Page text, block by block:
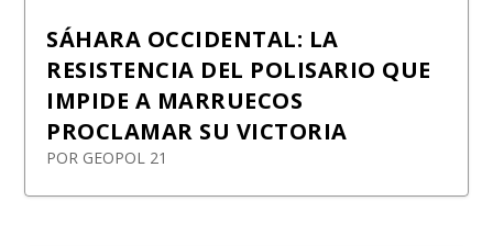
SÁHARA OCCIDENTAL: LA
RESISTENCIA DEL POLISARIO QUE
IMPIDE A MARRUECOS
PROCLAMAR SU VICTORIA
POR GEOPOL 21